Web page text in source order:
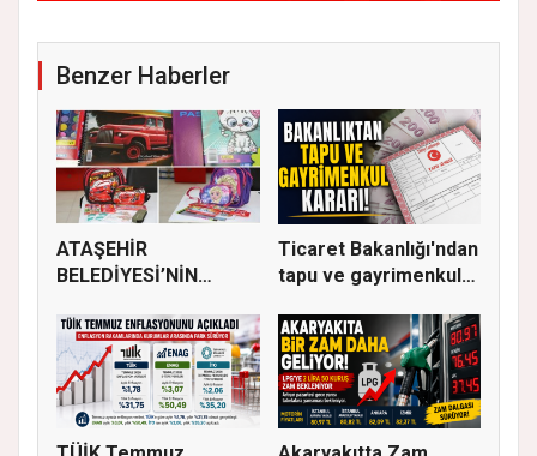
Benzer Haberler
ATAŞEHİR
BELEDİYESİ’NİN
DEST...
Ticaret Bakanlığı'ndan
tapu ve gayrimenkul